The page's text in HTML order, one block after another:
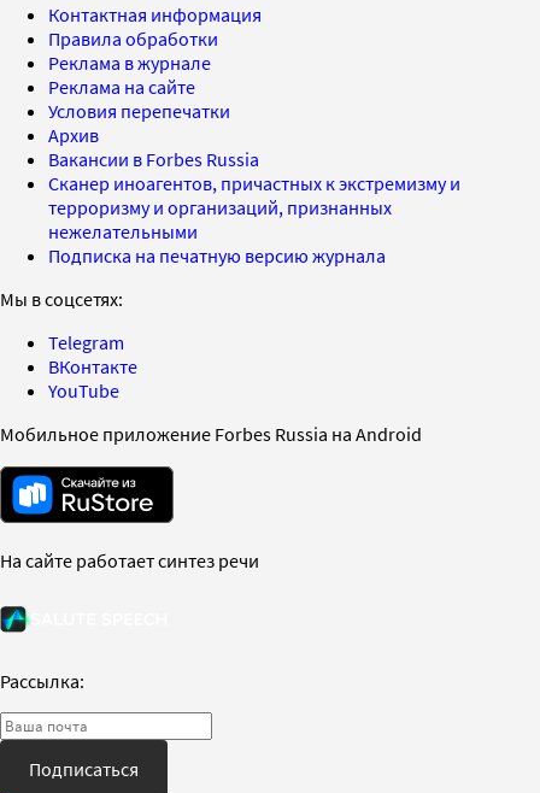
Контактная информация
Правила обработки
Реклама в журнале
Реклама на сайте
Условия перепечатки
Архив
Вакансии в Forbes Russia
Сканер иноагентов, причастных к экстремизму и
терроризму и организаций, признанных
нежелательными
Подписка на печатную версию журнала
Мы в соцсетях:
Telegram
ВКонтакте
YouTube
Мобильное приложение Forbes Russia на Android
На сайте работает синтез речи
Рассылка:
Подписаться